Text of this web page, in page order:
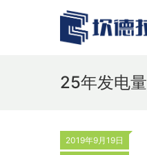
25年发电量
2019年9月19日